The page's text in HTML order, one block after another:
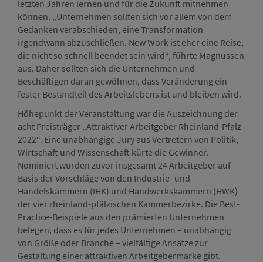
letzten Jahren lernen und für die Zukunft mitnehmen
können. „Unternehmen sollten sich vor allem von dem
Gedanken verabschieden, eine Transformation
irgendwann abzuschließen. New Work ist eher eine Reise,
die nicht so schnell beendet sein wird“, führte Magnussen
aus. Daher sollten sich die Unternehmen und
Beschäftigen daran gewöhnen, dass Veränderung ein
fester Bestandteil des Arbeitslebens ist und bleiben wird.
Höhepunkt der Veranstaltung war die Auszeichnung der
acht Preisträger „Attraktiver Arbeitgeber Rheinland-Pfalz
2022“. Eine unabhängige Jury aus Vertretern von Politik,
Wirtschaft und Wissenschaft kürte die Gewinner.
Nominiert wurden zuvor insgesamt 24 Arbeitgeber auf
Basis der Vorschläge von den Industrie- und
Handelskammern (IHK) und Handwerkskammern (HWK)
der vier rheinland-pfälzischen Kammerbezirke. Die Best-
Practice-Beispiele aus den prämierten Unternehmen
belegen, dass es für jedes Unternehmen – unabhängig
von Größe oder Branche – vielfältige Ansätze zur
Gestaltung einer attraktiven Arbeitgebermarke gibt.